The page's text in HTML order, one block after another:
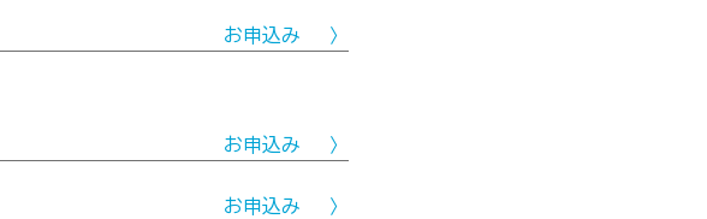
お申込み
お申込み
お申込み